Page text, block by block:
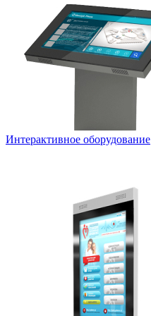
Интерактивное оборудование